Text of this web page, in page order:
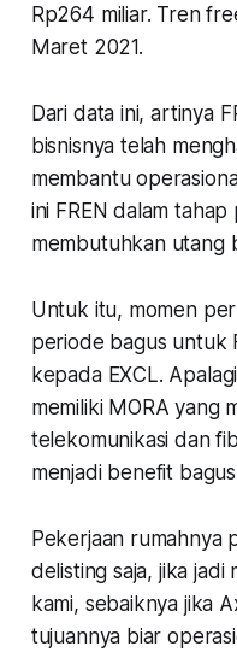
Rp264 miliar. Tren
Maret 2021.
Dari data ini, artinya
bisnisnya telah
membantu
ini FREN dalam
membutuhkan utang
Untuk itu, momen
periode bagus untuk
kepada EXCL.
memiliki MORA yang
telekomunikasi dan
menjadi benefit
Pekerjaan rumahnya
delisting saja, jika
kami, sebaiknya jika
tujuannya biar